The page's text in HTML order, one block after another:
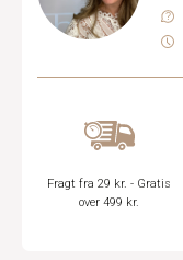
Fragt fra 29 kr. - Gratis
over 499 kr.